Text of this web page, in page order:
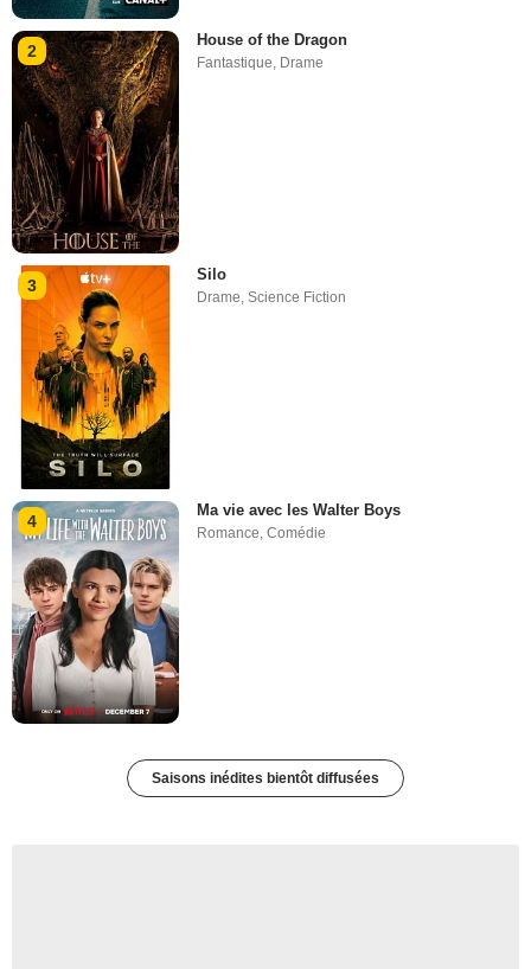
2
House of the Dragon
Fantastique, Drame
3
Silo
Drame,Science Fiction
4
Ma vie avec les Walter Boys
Romance ,Comédie
Saisons inédites bientôt diffusées